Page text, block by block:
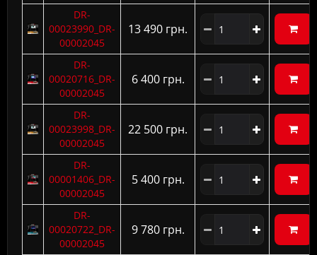
DR-
00023990_DR-
00002045
13 490 грн.
DR-
00020716_DR-
00002045
6 400 грн.
DR-
00023998_DR-
00002045
22 500 грн.
DR-
00001406_DR-
00002045
5 400 грн.
DR-
00020722_DR-
00002045
9 780 грн.